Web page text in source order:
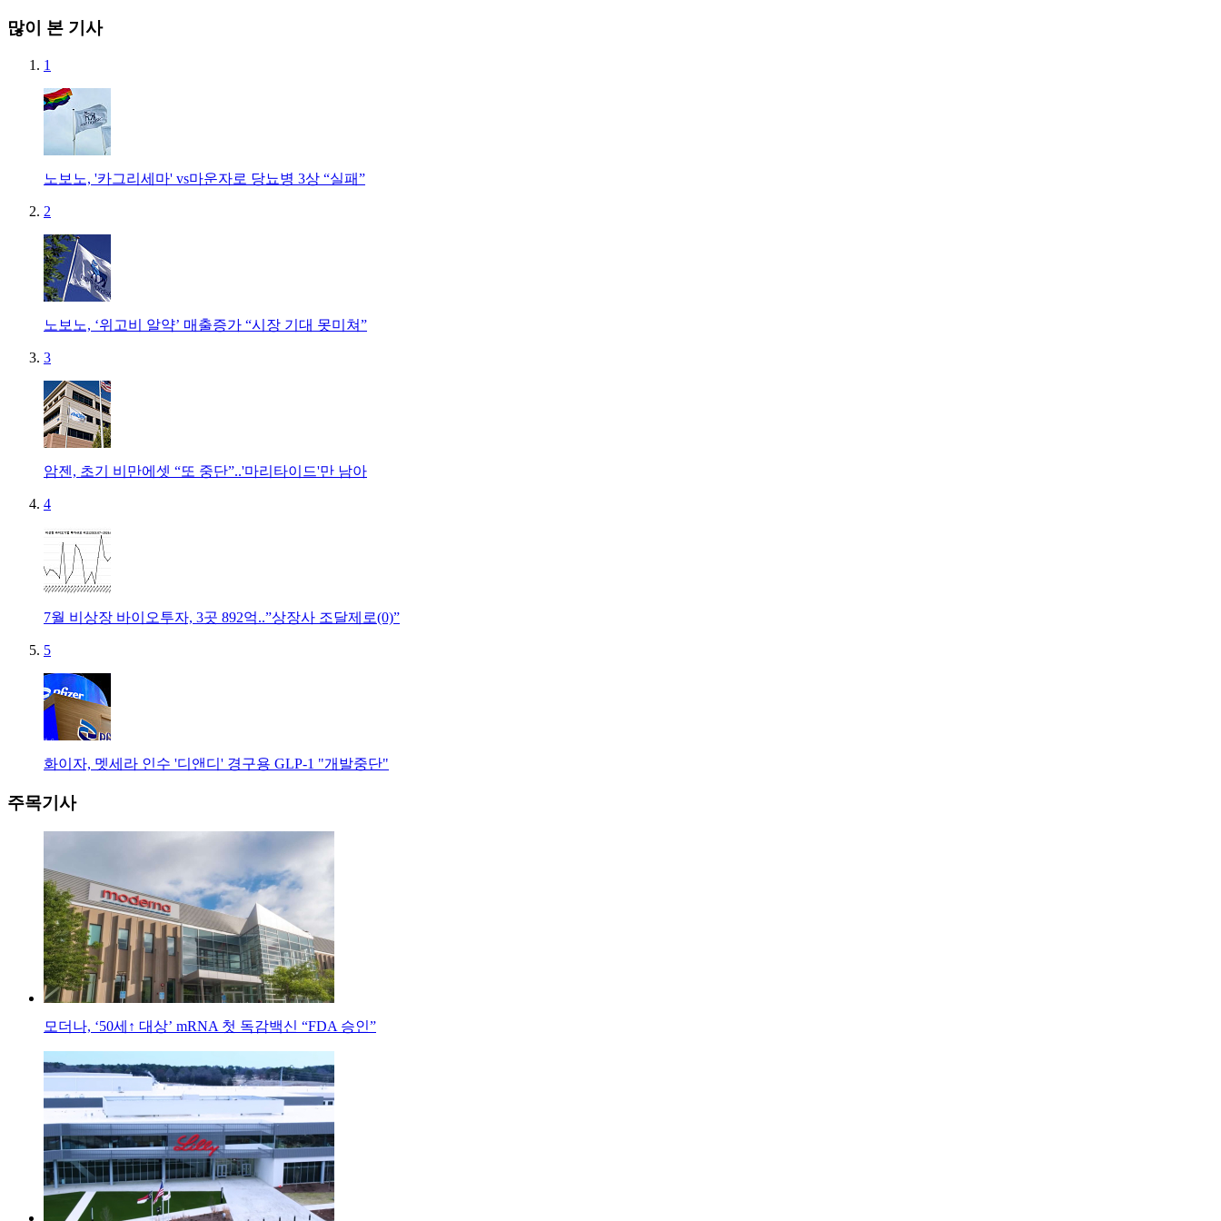
많이 본 기사
1
노보노, '카그리세마' vs마운자로 당뇨병 3상 “실패”
2
노보노, ‘위고비 알약’ 매출증가 “시장 기대 못미쳐”
3
암젠, 초기 비만에셋 “또 중단”..'마리타이드'만 남아
4
7월 비상장 바이오투자, 3곳 892억..”상장사 조달제로(0)”
5
화이자, 멧세라 인수 '디앤디' 경구용 GLP-1 "개발중단"
주목기사
모더나, ‘50세↑ 대상’ mRNA 첫 독감백신 “FDA 승인”